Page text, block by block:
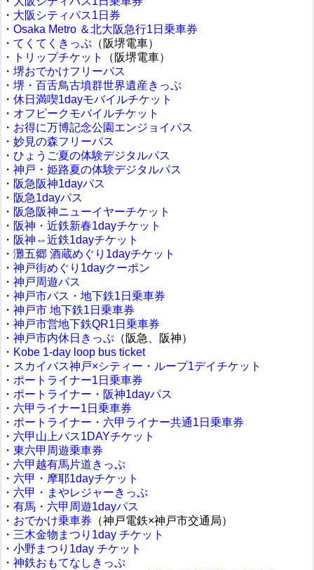
・ 大阪シティパス1日券
・ Osaka Metro ＆北大阪急行1日乗車券
・ てくてくきっぷ （阪堺電車）
・
トリップチケット
（阪堺電車）
・ 堺おでかけフリーパス
・ 堺・百舌鳥古墳群世界遺産きっぷ
・ 休日満喫1dayモバイルチケット
・ オフピークモバイルチケット
・ お得に万博記念公園エンジョイパス
・ 妙見の森フリーパス
・ ひょうご夏の体験デジタルパス
・ 神戸・姫路夏の体験デジタルパス
・ 阪急阪神1dayパス
・ 阪急1dayパス
・ 阪急阪神ニューイヤーチケット
・ 阪神・近鉄新春1dayチケット
・ 阪神⇔近鉄1dayチケット
・ 灘五郷 酒蔵めぐり1dayチケット
・ 神戸街めぐり1dayクーポン
・ 神戸周遊パス
・ 神戸市バス・地下鉄1日乗車券
・ 神戸市 地下鉄1日乗車券
・ 神戸市営地下鉄QR1日乗車券
・ 神戸市内休日きっぷ （阪急、阪神）
・ Kobe 1-day loop bus ticket
・ スカイバス神戸×シティー・ループ1デイチケット
・ ポートライナー1日乗車券
・ ポートライナー・阪神1dayパス
・ 六甲ライナー1日乗車券
・ ポートライナー・六甲ライナー共通1日乗車券
・ 六甲山上バス1DAYチケット
・ 東六甲周遊乗車券
・ 六甲越有馬片道きっぷ
・ 六甲・摩耶1dayチケット
・ 六甲・まやレジャーきっぷ
・ 有馬・六甲周遊1dayパス
・ おでかけ乗車券 （神戸電鉄×神戸市交通局）
・ 三木金物まつり1day チケット
・ 小野まつり1day チケット
・ 神鉄おもてなしきっぷ